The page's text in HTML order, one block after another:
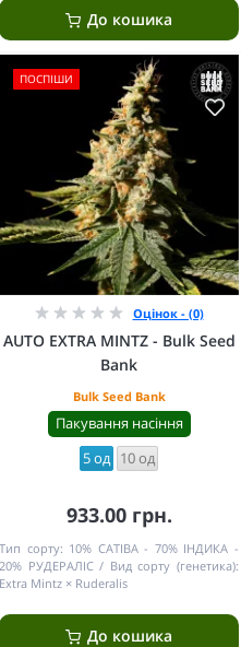
До кошика
ПОСПІШИ
Оцінок - (0)
AUTO EXTRA MINTZ - Bulk Seed
Bank
Bulk Seed Bank
Пакування насіння
5 од 10 од
933.00 грн.
Тип сорту: 10% САТІВА - 70% ІНДИКА -
20% РУДЕРАЛІС
Вид сорту (генетика):
Extra Mintz × Ruderalis
До кошика